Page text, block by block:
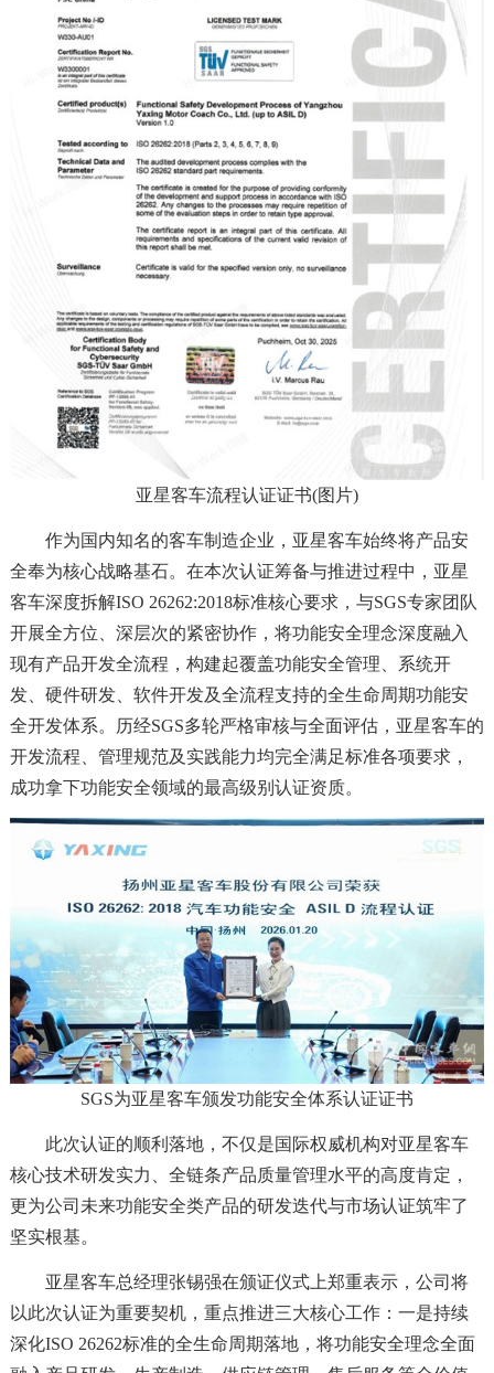
亚星客车流程认证证书(图片)
作为国内知名的客车制造企业，亚星客车始终将产品安
全奉为核心战略基石。在本次认证筹备与推进过程中，亚星
客车深度拆解ISO 26262:2018标准核心要求，与SGS专家团队
开展全方位、深层次的紧密协作，将功能安全理念深度融入
现有产品开发全流程，构建起覆盖功能安全管理、系统开
发、硬件研发、软件开发及全流程支持的全生命周期功能安
全开发体系。历经SGS多轮严格审核与全面评估，亚星客车的
开发流程、管理规范及实践能力均完全满足标准各项要求，
成功拿下功能安全领域的最高级别认证资质。
SGS为亚星客车颁发功能安全体系认证证书
此次认证的顺利落地，不仅是国际权威机构对亚星客车
核心技术研发实力、全链条产品质量管理水平的高度肯定，
更为公司未来功能安全类产品的研发迭代与市场认证筑牢了
坚实根基。
亚星客车总经理张锡强在颁证仪式上郑重表示，公司将
以此次认证为重要契机，重点推进三大核心工作：一是持续
深化ISO 26262标准的全生命周期落地，将功能安全理念全面